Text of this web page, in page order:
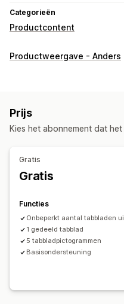
Categorieën
Productcontent
Contenttypes
Contentontwikkeling
Bulkbewerking
Productweergave - Anders
Prijs
Kies het abonnement dat
Gratis
Gratis
Functies
Onbeperkt aantal tabbladen
1 gedeeld tabblad
5 tabbladpictogrammen
Basisondersteuning